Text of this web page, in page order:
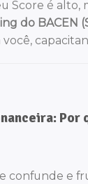
Score é alto,
do BACEN
confunde e